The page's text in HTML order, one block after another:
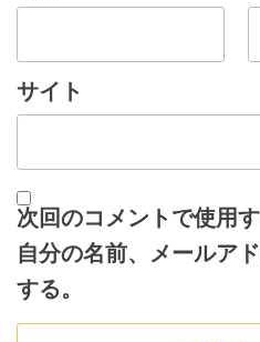
サイト
次回のコメントで使用
自分の名前、メールア
する。